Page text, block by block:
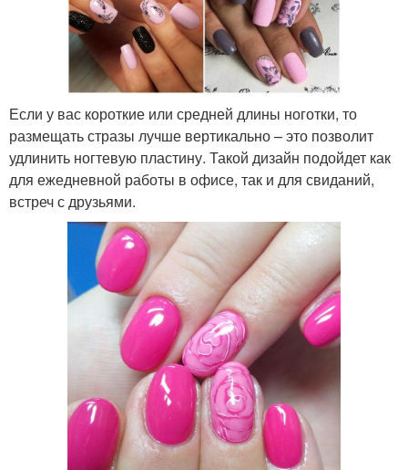
Если у вас короткие или средней длины ноготки, то
размещать стразы лучше вертикально – это позволит
удлинить ногтевую пластину. Такой дизайн подойдет как
для ежедневной работы в офисе, так и для свиданий,
встреч с друзьями.